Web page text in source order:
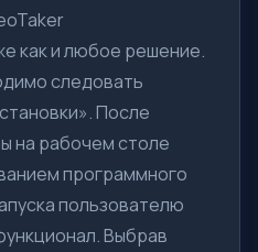
как и любое решение.
следовать
После
на рабочем столе
программного
пользователю
Выбрав